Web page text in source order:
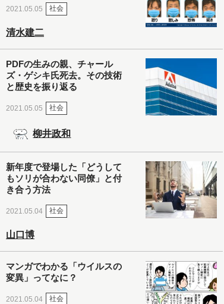
2021.05.05 社会
清水建二
PDFの生みの親、チャール
ズ・ゲシキ氏死去。その技術
と歴史を振り返る
2021.05.05 社会
柳井政和
新年度で登場した「どうして
もソリが合わない同僚」と付
き合う方法
2021.05.04 社会
山口博
マンガでわかる「ウイルスの
変異」ってなに？
2021.05.04 社会